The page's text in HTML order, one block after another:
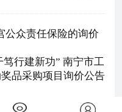
公众责任保险的询价
行建新功” 南宁市工
品采购项目询价公告